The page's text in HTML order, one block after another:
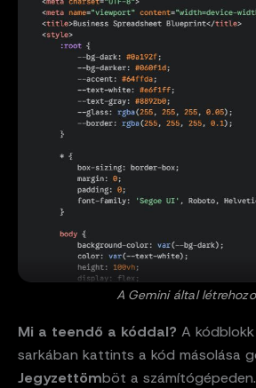
A Gemini által
Mi a teendő a kóddal? A
sarkában kattints a kód másolása
Jegyzettömböt a